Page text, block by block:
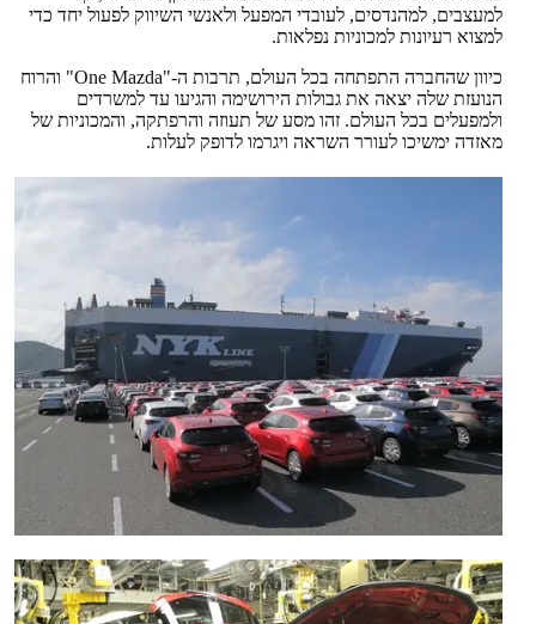
למעצבים, למהנדסים, לעובדי המפעל ולאנשי השיווק לפעול יחד כדי
למצוא רעיונות למכוניות נפלאות.
כיוון שהחברה התפתחה בכל העולם, תרבות ה-"One Mazda" והרוח
הנועזת שלה יצאה את גבולות הירושימה והגיעו עד למשרדים
ולמפעלים בכל העולם. זהו מסע של תעוזה והרפתקה, והמכוניות של
מאזדה ימשיכו לעורר השראה ויגרמו לדופק לעלות.